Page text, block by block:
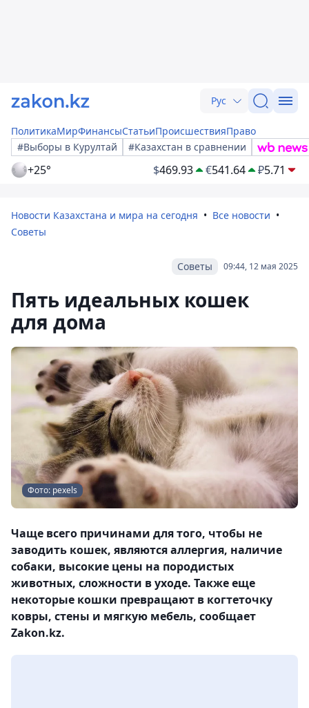
Рус
ПолитикаМирФинансыСтатьиПроисшествияПраво
#Выборы в Курултай
#Казахстан в сравнении
+25° $469.93 €541.64 ₽5.71
Новости Казахстана и мира на сегодня
Все новости
Советы
09:44, 12 мая 2025
Советы
Пять идеальных кошек
для дома
Фото: pexels
Чаще всего причинами для того, чтобы не
заводить кошек, являются аллергия, наличие
собаки, высокие цены на породистых
животных, сложности в уходе. Также еще
некоторые кошки превращают в когтеточку
ковры, стены и мягкую мебель, сообщает
Zakon.kz.